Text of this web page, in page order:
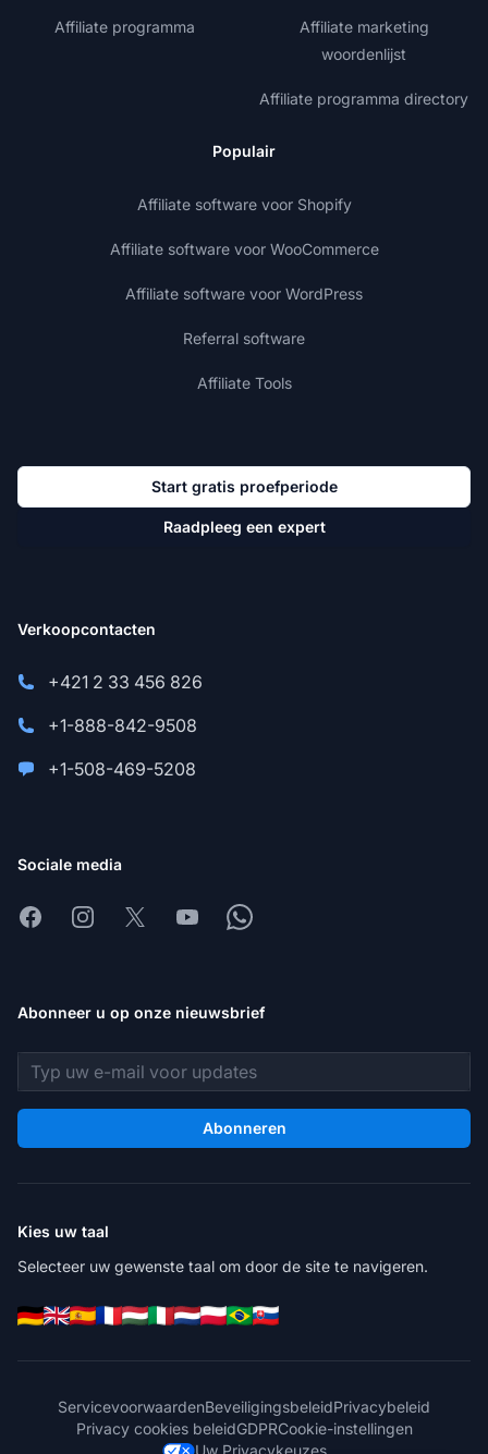
Affiliate programma
Affiliate marketing
woordenlijst
Affiliate programma directory
Populair
Affiliate software voor Shopify
Affiliate software voor WooCommerce
Affiliate software voor WordPress
Referral software
Affiliate Tools
Start gratis proefperiode
Raadpleeg een expert
Verkoopcontacten
+421 2 33 456 826
+1-888-842-9508
+1-508-469-5208
Sociale media
FacebookInstagram
X YoutubeWhatsapp
Abonneer u op onze nieuwsbrief
E-mailadres
Abonneren
Kies uw taal
Selecteer uw gewenste taal om door de site te navigeren.
ServicevoorwaardenBeveiligingsbeleidPrivacybeleid
Privacy cookies beleidGDPRCookie-instellingen
Uw Privacykeuzes